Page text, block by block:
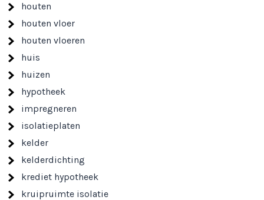
houten
houten vloer
houten vloeren
huis
huizen
hypotheek
impregneren
isolatieplaten
kelder
kelderdichting
krediet hypotheek
kruipruimte isolatie